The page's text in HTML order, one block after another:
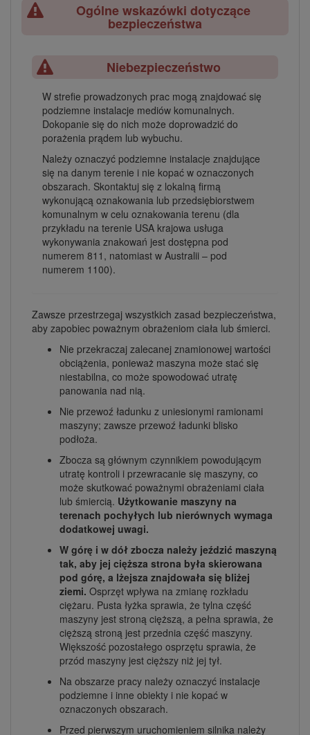
Ogólne wskazówki dotyczące
bezpieczeństwa
Niebezpieczeństwo
W strefie prowadzonych prac mogą znajdować się
podziemne instalacje mediów komunalnych.
Dokopanie się do nich może doprowadzić do
porażenia prądem lub wybuchu.
Należy oznaczyć podziemne instalacje znajdujące
się na danym terenie i nie kopać w oznaczonych
obszarach. Skontaktuj się z lokalną firmą
wykonującą oznakowania lub przedsiębiorstwem
komunalnym w celu oznakowania terenu (dla
przykładu na terenie USA krajowa usługa
wykonywania znakowań jest dostępna pod
numerem 811, natomiast w Australii – pod
numerem 1100).
Zawsze przestrzegaj wszystkich zasad bezpieczeństwa,
aby zapobiec poważnym obrażeniom ciała lub śmierci.
Nie przekraczaj zalecanej znamionowej wartości
obciążenia, ponieważ maszyna może stać się
niestabilna, co może spowodować utratę
panowania nad nią.
Nie przewoź ładunku z uniesionymi ramionami
maszyny; zawsze przewoź ładunki blisko
podłoża.
Zbocza są głównym czynnikiem powodującym
utratę kontroli i przewracanie się maszyny, co
może skutkować poważnymi obrażeniami ciała
lub śmiercią. Użytkowanie maszyny na
terenach pochyłych lub nierównych wymaga
dodatkowej uwagi.
W górę i w dół zbocza należy jeździć maszyną
tak, aby jej cięższa strona była skierowana
pod górę, a lżejsza znajdowała się bliżej
ziemi. Osprzęt wpływa na zmianę rozkładu
ciężaru. Pusta łyżka sprawia, że tylna część
maszyny jest stroną cięższą, a pełna sprawia, że
cięższą stroną jest przednia część maszyny.
Większość pozostałego osprzętu sprawia, że
przód maszyny jest cięższy niż jej tył.
Na obszarze pracy należy oznaczyć instalacje
podziemne i inne obiekty i nie kopać w
oznaczonych obszarach.
Przed pierwszym uruchomieniem silnika należy